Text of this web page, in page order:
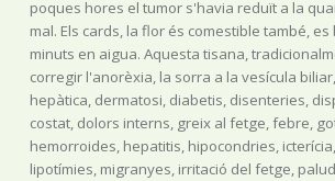
poques hores el tumor s'havia reduït a la
mal. Els cards, la flor és comestible també,
minuts en aigua. Aquesta tisana,
corregir l'anorèxia, la sorra a la vesícula
hepàtica, dermatosi, diabetis, disenteries,
costat, dolors interns, greix al fetge, febre,
hemorroides, hepatitis, hipocondries,
lipotímies, migranyes, irritació del fetge,